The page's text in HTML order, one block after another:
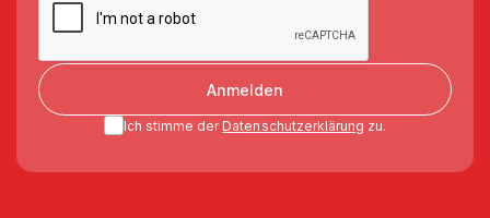
Anmelden
Ich stimme der Datenschutzerklärung zu.